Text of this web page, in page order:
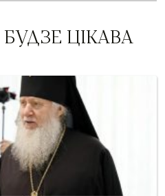
ЦІКАВА